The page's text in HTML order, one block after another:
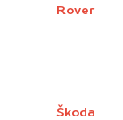
Rover
Škoda